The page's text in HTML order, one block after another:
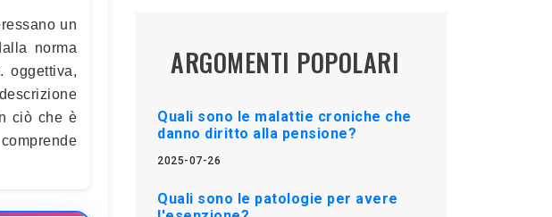
un
norma
oggettiva,
ciò che è
ARGOMENTI POPOLARI
Quali sono le malattie croniche che
danno diritto alla pensione?
2025-07-26
Quali sono le patologie per avere